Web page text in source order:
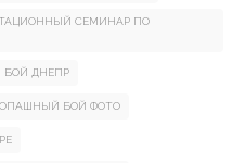
СЕМИНАР ПО
ДНЕПР
БОЙ ФОТО